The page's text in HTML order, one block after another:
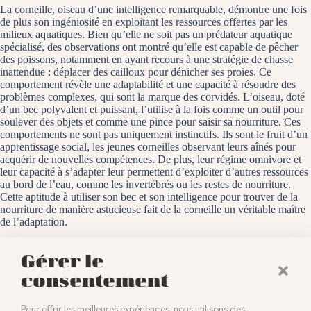
Gérer le
consentement
La corneille, oiseau d’une intelligence remarquable, démontre une fois
de plus son ingéniosité en exploitant les ressources offertes par les
milieux aquatiques. Bien qu’elle ne soit pas un prédateur aquatique
spécialisé, des observations ont montré qu’elle est capable de pêcher
des poissons, notamment en ayant recours à une stratégie de chasse
inattendue : déplacer des cailloux pour dénicher ses proies. Ce
comportement révèle une adaptabilité et une capacité à résoudre des
problèmes complexes, qui sont la marque des corvidés. L’oiseau, doté
d’un bec polyvalent et puissant, l’utilise à la fois comme un outil pour
soulever des objets et comme une pince pour saisir sa nourriture. Ces
comportements ne sont pas uniquement instinctifs. Ils sont le fruit d’un
apprentissage social, les jeunes corneilles observant leurs aînés pour
acquérir de nouvelles compétences. De plus, leur régime omnivore et
leur capacité à s’adapter leur permettent d’exploiter d’autres ressources
au bord de l’eau, comme les invertébrés ou les restes de nourriture.
Cette aptitude à utiliser son bec et son intelligence pour trouver de la
nourriture de manière astucieuse fait de la corneille un véritable maître
de l’adaptation.